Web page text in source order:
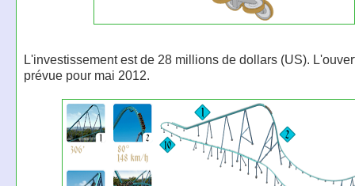
L'investissement est de 28 millions de dollars (US).
prévue pour mai 2012.